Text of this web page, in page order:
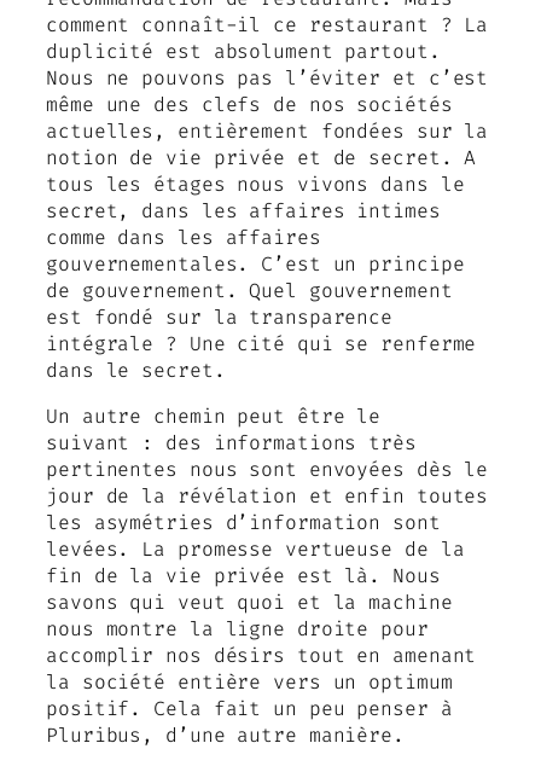
comment connaît-il ce restaurant ? La
duplicité est absolument partout.
Nous ne pouvons pas l’éviter et c’est
même une des clefs de nos sociétés
actuelles, entièrement fondées sur la
notion de vie privée et de secret. A
tous les étages nous vivons dans le
secret, dans les affaires intimes
comme dans les affaires
gouvernementales. C’est un principe
de gouvernement. Quel gouvernement
est fondé sur la transparence
intégrale ? Une cité qui se renferme
dans le secret.
Un autre chemin peut être le
suivant : des informations très
pertinentes nous sont envoyées dès le
jour de la révélation et enfin toutes
les asymétries d’information sont
levées. La promesse vertueuse de la
fin de la vie privée est là. Nous
savons qui veut quoi et la machine
nous montre la ligne droite pour
accomplir nos désirs tout en amenant
la société entière vers un optimum
positif. Cela fait un peu penser à
Pluribus, d’une autre manière.